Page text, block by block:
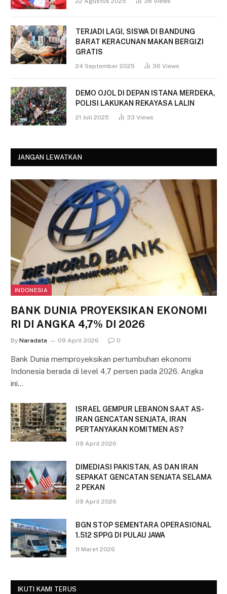
TERJADI LAGI, SISWA DI BANDUNG
BARAT KERACUNAN MAKAN BERGIZI
GRATIS
24 September 2025 36 Views
DEMO OJOL DI DEPAN ISTANA MERDEKA,
POLISI LAKUKAN REKAYASA LALIN
21 Juli 2025 33 Views
JANGAN LEWATKAN
INDONESIA
BANK DUNIA PROYEKSIKAN EKONOMI
RI DI ANGKA 4,7% DI 2026
By Naradata 09 April 2026 0
Bank Dunia memproyeksikan pertumbuhan ekonomi
Indonesia berada di level 4,7 persen pada 2026. Angka
ini…
ISRAEL GEMPUR LEBANON SAAT AS-
IRAN GENCATAN SENJATA, IRAN
PERTANYAKAN KOMITMEN AS?
09 April 2026
DIMEDIASI PAKISTAN, AS DAN IRAN
SEPAKAT GENCATAN SENJATA SELAMA
2 PEKAN
09 April 2026
BGN STOP SEMENTARA OPERASIONAL
1.512 SPPG DI PULAU JAWA
11 Maret 2026
IKUTI KAMI TERUS